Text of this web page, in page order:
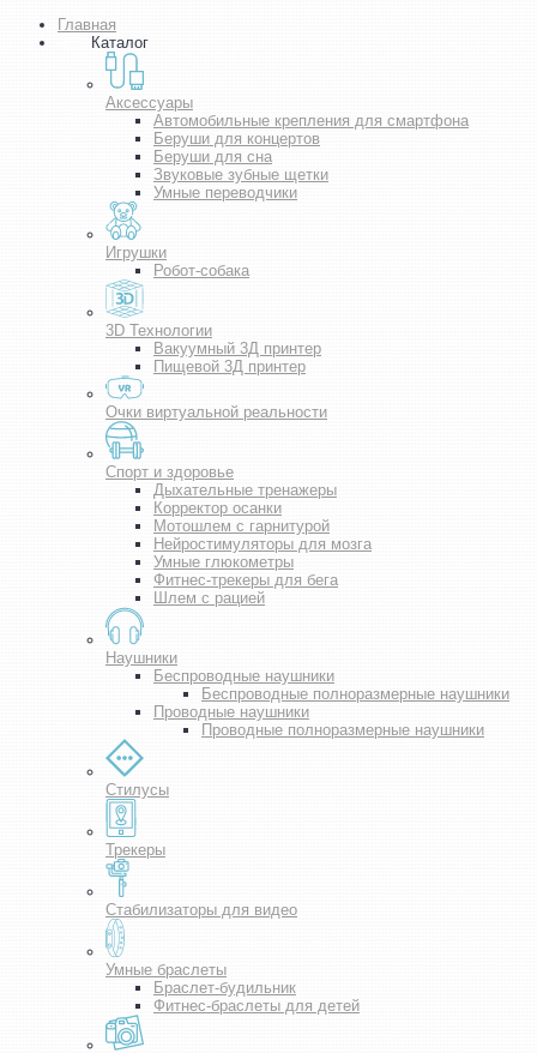
Главная
Каталог
Аксессуары
Автомобильные крепления для смартфона
Беруши для концертов
Беруши для сна
Звуковые зубные щетки
Умные переводчики
Игрушки
Робот-собака
3D Технологии
Вакуумный 3Д принтер
Пищевой 3Д принтер
Очки виртуальной реальности
Спорт и здоровье
Дыхательные тренажеры
Корректор осанки
Мотошлем с гарнитурой
Нейростимуляторы для мозга
Умные глюкометры
Фитнес-трекеры для бега
Шлем с рацией
Наушники
Беспроводные наушники
Беспроводные полноразмерные наушники
Проводные наушники
Проводные полноразмерные наушники
Стилусы
Трекеры
Стабилизаторы для видео
Умные браслеты
Браслет-будильник
Фитнес-браслеты для детей